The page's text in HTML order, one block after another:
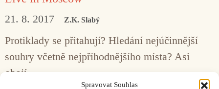
Spravovat Souhlas
21. 8. 2017 Z.K. Slabý
Protiklady se přitahují? Hledání nejúčinnější
souhry včetně nejpříhodnějšího místa? Asi
obojí.